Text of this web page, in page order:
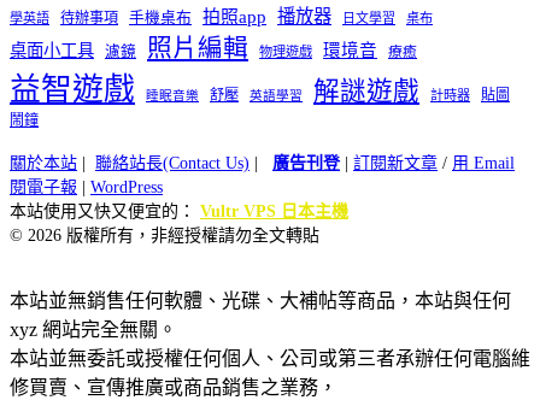
學英語 待辦事項 手機桌布 拍照app 播放器 日文學習 桌布
桌面小工具 濾鏡 照片編輯 物理遊戲 環境音 療癒
益智遊戲 睡眠音樂 舒壓 英語學習 解謎遊戲 計時器
貼圖
鬧鐘
關於本站 聯絡站長(Contact Us) 廣告刊登| 訂閱新文章 / 用 Email
閱電子報
WordPress
本站使用又快又便宜的： Vultr VPS 日本主機
© 2026 版權所有，非經授權請勿全文轉貼
本站並無銷售任何軟體、光碟、大補帖等商品，本站與任何
xyz 網站完全無關。
本站並無委託或授權任何個人、公司或第三者承辦任何電腦維
修買賣、宣傳推廣或商品銷售之業務，